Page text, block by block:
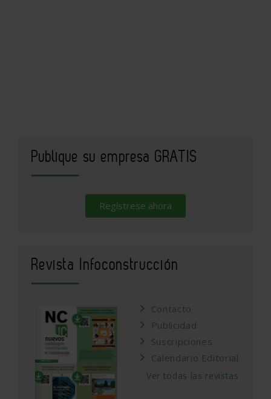
Publique su empresa GRATIS
Regístrese ahora
Revista Infoconstrucción
Contacto
Publicidad
Suscripciones
Calendario Editorial
Ver todas las revistas